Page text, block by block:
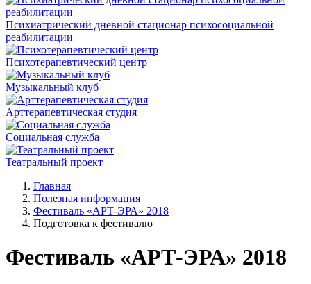
Психиатрический дневной стационар психосоциальной
реабилитации
Психотерапевтический центр
Музыкальный клуб
Арттерапевтическая студия
Социальная служба
Театральный проект
Главная
Полезная информация
Фестиваль «АРТ-ЭРА» 2018
Подготовка к фестивалю
Фестиваль «АРТ-ЭРА» 2018